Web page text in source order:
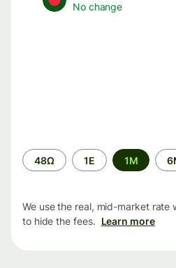
No change
Time
period
48Ω 1Ε 1M
We use the real, mid-market rate
to hide the fees. Learn more